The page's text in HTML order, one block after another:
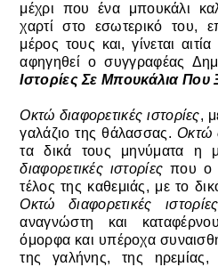
μέχρι που ένα μπουκάλι
χαρτί στο εσωτερικό του,
μέρος τους και, γίνεται
αφηγηθεί ο συγγραφέας
Ιστορίες Σε Μπουκάλια
Οκτώ διαφορετικές ιστορίες,
γαλάζιο της θάλασσας. Οκτώ
τα δικά τους μηνύματα η
διαφορετικές ιστορίες που ο
τέλος της καθεμιάς, με το
Οκτώ διαφορετικές ιστορίες
αναγνώστη και
όμορφα και υπέροχα
της γαλήνης, της ηρεμίας,